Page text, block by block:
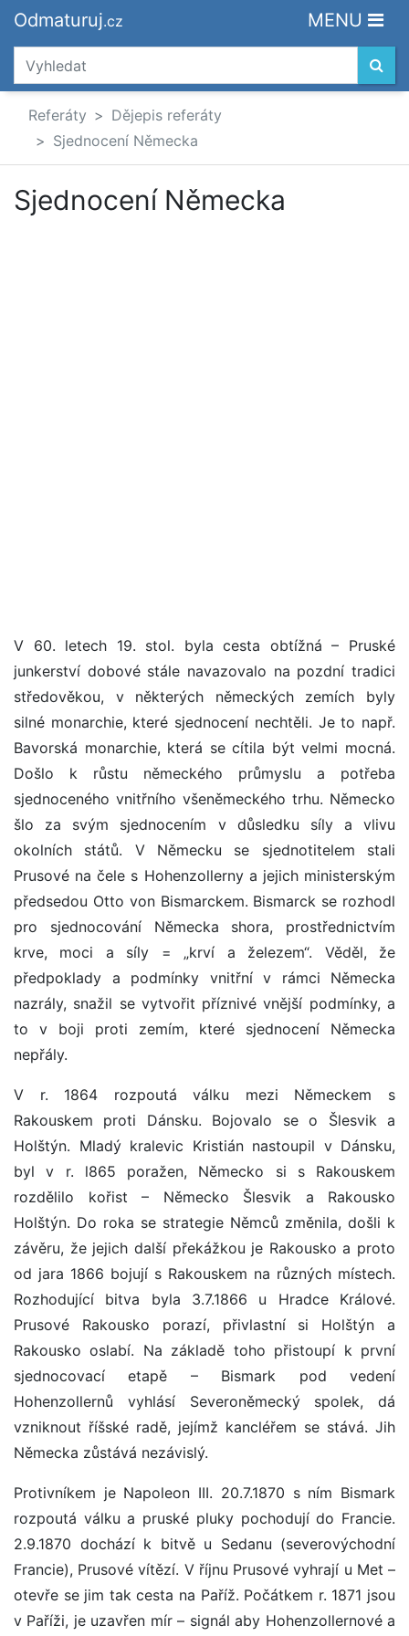
Odmaturuj.cz MENU
Referáty
Dějepis referáty
Sjednocení Německa
Sjednocení Německa
V 60. letech 19. stol. byla cesta obtížná – Pruské
junkerství dobové stále navazovalo na pozdní tradici
středověkou, v některých německých zemích byly
silné monarchie, které sjednocení nechtěli. Je to např.
Bavorská monarchie, která se cítila být velmi mocná.
Došlo k růstu německého průmyslu a potřeba
sjednoceného vnitřního všeněmeckého trhu. Německo
šlo za svým sjednocením v důsledku síly a vlivu
okolních států. V Německu se sjednotitelem stali
Prusové na čele s Hohenzollerny a jejich ministerským
předsedou Otto von Bismarckem. Bismarck se rozhodl
pro sjednocování Německa shora, prostřednictvím
krve, moci a síly = „krví a železem“. Věděl, že
předpoklady a podmínky vnitřní v rámci Německa
nazrály, snažil se vytvořit příznivé vnější podmínky, a
to v boji proti zemím, které sjednocení Německa
nepřály.
V r. 1864 rozpoutá válku mezi Německem s
Rakouskem proti Dánsku. Bojovalo se o Šlesvik a
Holštýn. Mladý kralevic Kristián nastoupil v Dánsku,
byl v r. l865 poražen, Německo si s Rakouskem
rozdělilo kořist – Německo Šlesvik a Rakousko
Holštýn. Do roka se strategie Němců změnila, došli k
závěru, že jejich další překážkou je Rakousko a proto
od jara 1866 bojují s Rakouskem na různých místech.
Rozhodující bitva byla 3.7.1866 u Hradce Králové.
Prusové Rakousko porazí, přivlastní si Holštýn a
Rakousko oslabí. Na základě toho přistoupí k první
sjednocovací etapě – Bismark pod vedení
Hohenzollernů vyhlásí Severoněmecký spolek, dá
vzniknout říšské radě, jejímž kancléřem se stává. Jih
Německa zůstává nezávislý.
Protivníkem je Napoleon III. 20.7.1870 s ním Bismark
rozpoutá válku a pruské pluky pochodují do Francie.
2.9.1870 dochází k bitvě u Sedanu (severovýchodní
Francie), Prusové vítězí. V říjnu Prusové vyhrají u Met –
otevře se jim tak cesta na Paříž. Počátkem r. 1871 jsou
v Paříži, je uzavřen mír – signál aby Hohenzollernové a